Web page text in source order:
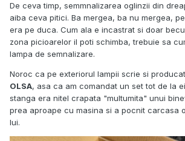
De ceva timp, semmnalizarea oglinzii din
aiba ceva pitici. Ba mergea, ba nu mergea,
era pe duca. Cum ala e incastrat si doar
zona picioarelor il poti schimba, trebuie sa
lampa de semnalizare.
Noroc ca pe exteriorul lampii scrie si
OLSA, asa ca am comandat un set tot de la
stanga era nitel crapata "multumita" unui
prea aproape cu masina si a pocnit carcasa
lui.